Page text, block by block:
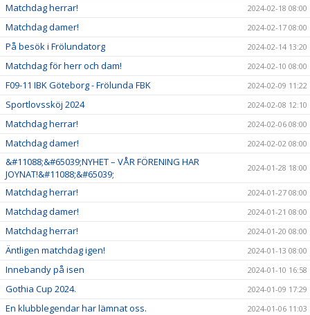
Matchdag herrar! 2024-02-18 08:00
Matchdag damer! 2024-02-17 08:00
På besök i Frölundatorg 2024-02-14 13:20
Matchdag för herr och dam! 2024-02-10 08:00
F09-11 IBK Göteborg - Frölunda FBK 2024-02-09 11:22
Sportlovssköj 2024 2024-02-08 12:10
Matchdag herrar! 2024-02-06 08:00
Matchdag damer! 2024-02-02 08:00
&#11088;&#65039;NYHET – VÅR FÖRENING HAR
JOYNAT!&#11088;&#65039;
2024-01-28 18:00
Matchdag herrar! 2024-01-27 08:00
Matchdag damer! 2024-01-21 08:00
Matchdag herrar! 2024-01-20 08:00
Äntligen matchdag igen! 2024-01-13 08:00
Innebandy på isen 2024-01-10 16:58
Gothia Cup 2024. 2024-01-09 17:29
En klubblegendar har lämnat oss. 2024-01-06 11:03